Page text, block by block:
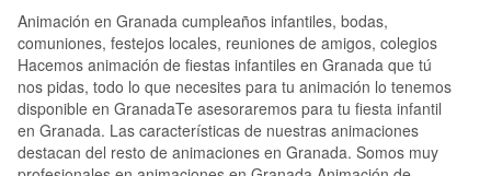
Animación en Granada cumpleaños infantiles, bodas,
comuniones, festejos locales, reuniones de amigos, colegios
Hacemos animación de fiestas infantiles en Granada que tú
nos pidas, todo lo que necesites para tu animación lo tenemos
disponible en GranadaTe asesoraremos para tu fiesta infantil
en Granada. Las características de nuestras animaciones
destacan del resto de animaciones en Granada. Somos muy